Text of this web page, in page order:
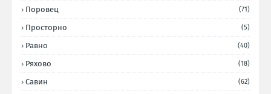
Поровец (71)
Просторно (5)
Равно (40)
Ряхово (18)
Савин (62)